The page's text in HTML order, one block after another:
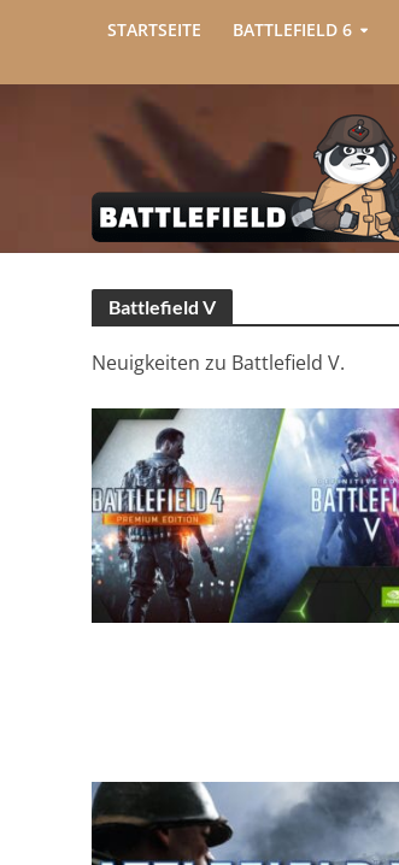
STARTSEITE BATTLEFIELD 6
Battlefield V
Neuigkeiten zu Battlefield V.